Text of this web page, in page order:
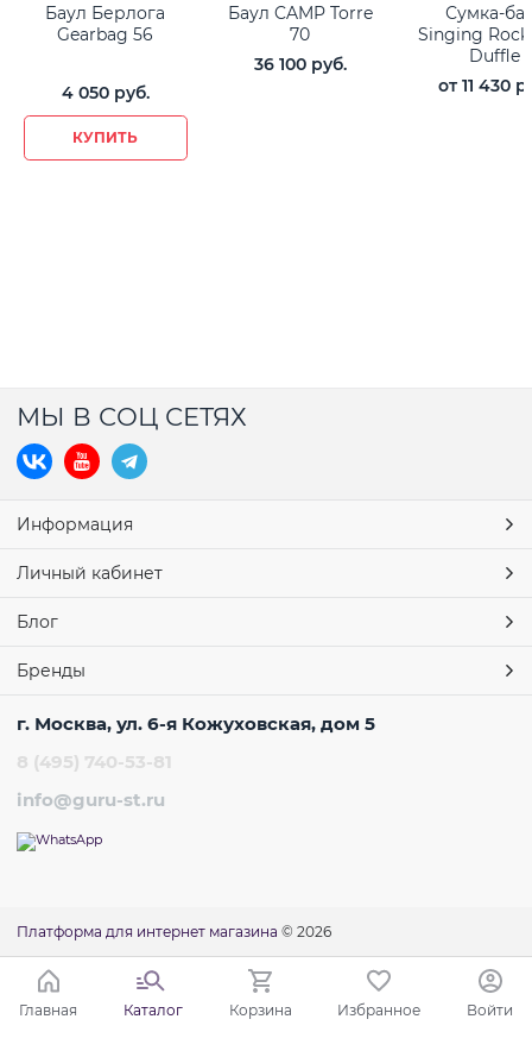
Баул Берлога
Gearbag 56
4 050 руб.
КУПИТЬ
Баул CAMP Torre
70
36 100 руб.
Сумка-
Singing
Duffle
от11 430
МЫ В СОЦ СЕТЯХ
Информация
Личный кабинет
Блог
Бренды
г. Москва, ул. 6-я Кожуховская, дом 5
8 (495) 740-53-81
info@guru-st.ru
Платформа для интернет магазина © 2026
Главная Каталог Корзина Избранное Войти